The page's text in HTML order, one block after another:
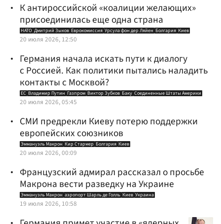
К антироссийской «коалиции желающих»
присоединилась еще одна страна
НАТО Дмитрий Зыков Еврокомиссия Урсула фон дер Ляйен Болгария Киев
20 июля 2026, 12:50
Германия начала искать пути к диалогу
с Россией. Как политики пытались наладить
контакты с Москвой?
ЕС Владимир Путин Газпром Виктор Зубков Баку Соединенные Штаты Америки
20 июля 2026, 05:45
СМИ предрекли Киеву потерю поддержки
европейских союзников
Эммануэль Макрон Кир Стармер Болгария Киев
20 июля 2026, 00:09
Французский адмирал рассказал о просьбе
Макрона вести разведку на Украине
Эммануэль Макрон аэропорт Шарль де Голль Киев Украина
19 июля 2026, 10:58